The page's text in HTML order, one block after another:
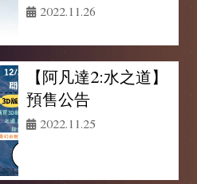
2022.11.26
【阿凡達2:水之道】
預售公告
2022.11.25